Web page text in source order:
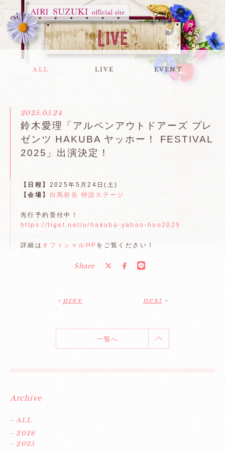
ALL LIVE EVENT
2025.05.24
鈴木愛理「アルペンアウトドアーズ プレ
ゼンツ HAKUBA ヤッホー！ FESTIVAL
2025」出演決定！
【日程】 2025年5月24日(土)
【会場】
白馬岩岳 特設ステージ
先行予約受付中！
https://tiget.net/u/hakuba-yahoo-hoo2025
詳細は オフィシャルHP をご覧ください！
Share
« prev next »
一覧へ
Archive
- ALL
- 2026
- 2025